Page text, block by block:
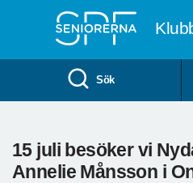
Sök
15 juli besöker vi
Annelie Månsson i